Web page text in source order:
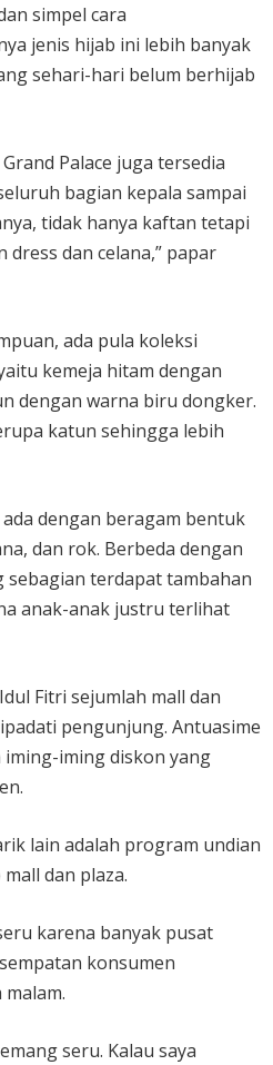
simpel cara
jenis hijab ini lebih banyak
sehari-hari belum berhijab
Palace juga tersedia
bagian kepala sampai
tidak hanya kaftan tetapi
dress dan celana,” papar
ada pula koleksi
kemeja hitam dengan
dengan warna biru dongker.
katun sehingga lebih
dengan beragam bentuk
dan rok. Berbeda dengan
sebagian terdapat tambahan
anak-anak justru terlihat
Fitri sejumlah mall dan
pengunjung. Antuasime
iming diskon yang
lain adalah program undian
dan plaza.
karena banyak pusat
konsumen
seru. Kalau saya